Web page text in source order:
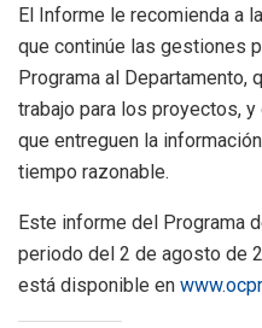
El Informe le recomienda a
que continúe las gestiones
Programa al Departamento,
trabajo para los proyectos,
que entreguen la
tiempo razonable.
Este informe del Programa
periodo del 2 de agosto de
está disponible en